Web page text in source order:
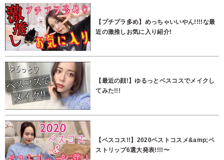
【プチプラ多め】めっちゃいいやん!!!!な最
近の激推しお気に入り紹介!
【最近の顔!】ゆるっとベスコスでメイクし
てみた!!!
【ベスコス!!】2020ベストコスメ&amp;ベ
ストリップ6選大発表!!!!〜